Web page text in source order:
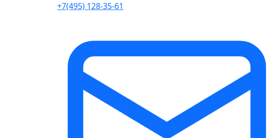
+7(495) 128-35-61